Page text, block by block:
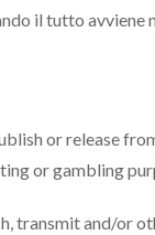
il tutto avviene
or release
or gambling
transmit and/or